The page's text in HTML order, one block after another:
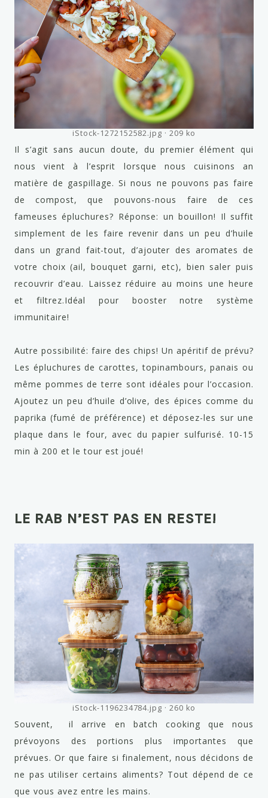
iStock-1272152582.jpg 209 ko
Il s’agit sans aucun doute, du premier élément qui
nous vient à l’esprit lorsque nous cuisinons an
matière de gaspillage. Si nous ne pouvons pas faire
de compost, que pouvons-nous faire de ces
fameuses épluchures? Réponse: un bouillon! Il suffit
simplement de les faire revenir dans un peu d’huile
dans un grand fait-tout, d’ajouter des aromates de
votre choix (ail, bouquet garni, etc), bien saler puis
recouvrir d’eau. Laissez réduire au moins une heure
et filtrez.Idéal pour booster notre système
immunitaire!
Autre possibilité: faire des chips! Un apéritif de prévu?
Les épluchures de carottes, topinambours, panais ou
même pommes de terre sont idéales pour l’occasion.
Ajoutez un peu d’huile d’olive, des épices comme du
paprika (fumé de préférence) et déposez-les sur une
plaque dans le four, avec du papier sulfurisé. 10-15
min à 200 et le tour est joué!
LE RAB N’EST PAS EN RESTE!
iStock-1196234784.jpg 260 ko
Souvent, il arrive en batch cooking que nous
prévoyons des portions plus importantes que
prévues. Or que faire si finalement, nous décidons de
ne pas utiliser certains aliments? Tout dépend de ce
que vous avez entre les mains.